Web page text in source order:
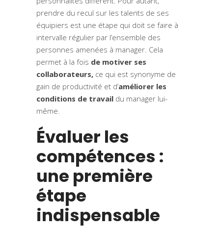
prendre du recul sur les talents de ses
équipiers est une étape qui doit se faire à
intervalle régulier par l’ensemble des
personnes amenées à manager. Cela
permet à la fois de motiver ses
collaborateurs, ce qui est synonyme de
gain de productivité et d’améliorer les
conditions de travail du manager lui-
même.
Évaluer les
compétences :
une première
étape
indispensable